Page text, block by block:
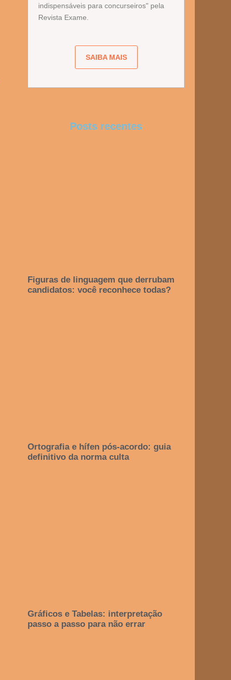
indispensáveis para concurseiros" pela
Revista Exame.
SAIBA MAIS
Posts recentes
Figuras de linguagem que derrubam
candidatos: você reconhece todas?
Ortografia e hífen pós-acordo: guia
definitivo da norma culta
Gráficos e Tabelas: interpretação
passo a passo para não errar